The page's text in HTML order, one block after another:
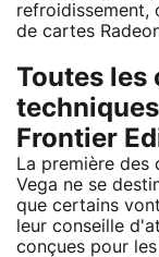
refroidissement,
de cartes
Toutes les
Frontier
La première des
Vega ne se
que certains
leur conseille
conçues pour